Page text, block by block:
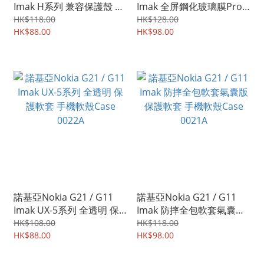
Imak H系列 兼容保護殼 屏
幕防爆 強化玻璃保護貼 鋼
化玻璃膜 6569A
HK$118.00
HK$88.00
Imak 全屏鋼化玻璃膜Pro+
屏幕防爆保護貼 強化玻璃
貼 6568A
HK$128.00
HK$98.00
諾基亞Nokia G21 / G11
Imak UX-5系列 全透明 保
護軟套 手機軟殼Case
0022A
HK$108.00
HK$88.00
諾基亞Nokia G21 / G11
Imak 防摔全包軟套氣囊版
保護軟套 手機軟殼Case
0021A
HK$118.00
HK$98.00